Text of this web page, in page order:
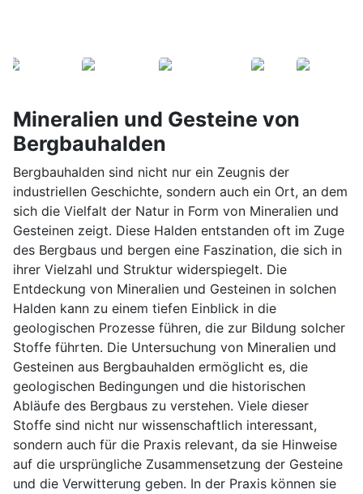
Mineralien und Gesteine von
Bergbauhalden
Bergbauhalden sind nicht nur ein Zeugnis der
industriellen Geschichte, sondern auch ein Ort, an dem
sich die Vielfalt der Natur in Form von Mineralien und
Gesteinen zeigt. Diese Halden entstanden oft im Zuge
des Bergbaus und bergen eine Faszination, die sich in
ihrer Vielzahl und Struktur widerspiegelt. Die
Entdeckung von Mineralien und Gesteinen in solchen
Halden kann zu einem tiefen Einblick in die
geologischen Prozesse führen, die zur Bildung solcher
Stoffe führten. Die Untersuchung von Mineralien und
Gesteinen aus Bergbauhalden ermöglicht es, die
geologischen Bedingungen und die historischen
Abläufe des Bergbaus zu verstehen. Viele dieser
Stoffe sind nicht nur wissenschaftlich interessant,
sondern auch für die Praxis relevant, da sie Hinweise
auf die ursprüngliche Zusammensetzung der Gesteine
und die Verwitterung geben. In der Praxis können sie